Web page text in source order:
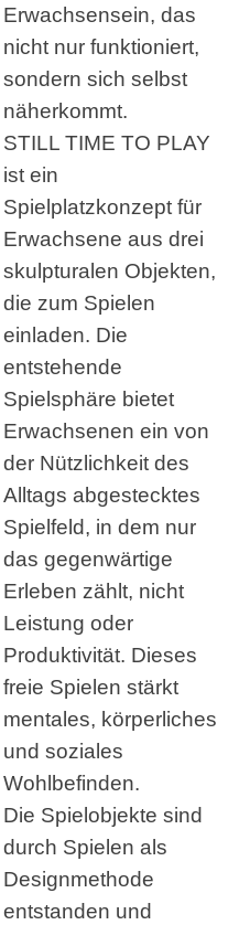
Erwachsensein, das
nicht nur funktioniert,
sondern sich selbst
näherkommt.
STILL TIME TO PLAY
ist ein
Spielplatzkonzept für
Erwachsene aus drei
skulpturalen Objekten,
die zum Spielen
einladen. Die
entstehende
Spielsphäre bietet
Erwachsenen ein von
der Nützlichkeit des
Alltags abgestecktes
Spielfeld, in dem nur
das gegenwärtige
Erleben zählt, nicht
Leistung oder
Produktivität. Dieses
freie Spielen stärkt
mentales, körperliches
und soziales
Wohlbefinden.
Die Spielobjekte sind
durch Spielen als
Designmethode
entstanden und